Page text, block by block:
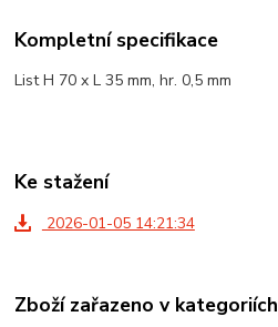
Kompletní specifikace
List H 70 x L 35 mm, hr. 0,5 mm
Ke stažení
2026-01-05 14:21:34
Zboží zařazeno v kategoriích